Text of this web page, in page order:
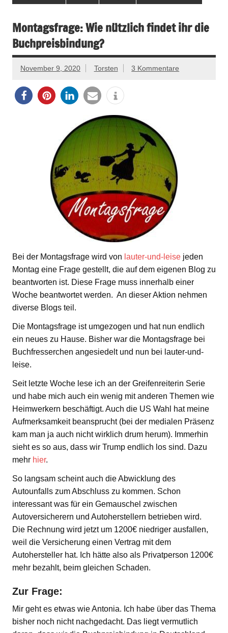
Montagsfrage: Wie nützlich findet ihr die
Buchpreisbindung?
November 9, 2020 Torsten 3 Kommentare
Bei der Montagsfrage wird von lauter-und-leise jeden
Montag eine Frage gestellt, die auf dem eigenen Blog zu
beantworten ist. Diese Frage muss innerhalb einer
Woche beantwortet werden. An dieser Aktion nehmen
diverse Blogs teil.
Die Montagsfrage ist umgezogen und hat nun endlich
ein neues zu Hause. Bisher war die Montagsfrage bei
Buchfresserchen angesiedelt und nun bei lauter-und-
leise.
Seit letzte Woche lese ich an der Greifenreiterin Serie
und habe mich auch ein wenig mit anderen Themen wie
Heimwerkern beschäftigt. Auch die US Wahl hat meine
Aufmerksamkeit beansprucht (bei der medialen Präsenz
kam man ja auch nicht wirklich drum herum). Immerhin
sieht es so aus, dass wir Trump endlich los sind. Dazu
mehr hier.
So langsam scheint auch die Abwicklung des
Autounfalls zum Abschluss zu kommen. Schon
interessant was für ein Gemauschel zwischen
Autoversicherern und Autoherstellern betrieben wird.
Die Rechnung wird jetzt um 1200€ niedriger ausfallen,
weil die Versicherung einen Vertrag mit dem
Autohersteller hat. Ich hätte also als Privatperson 1200€
mehr bezahlt, beim gleichen Schaden.
Zur Frage:
Mir geht es etwas wie Antonia. Ich habe über das Thema
bisher noch nicht nachgedacht. Das liegt vermutlich